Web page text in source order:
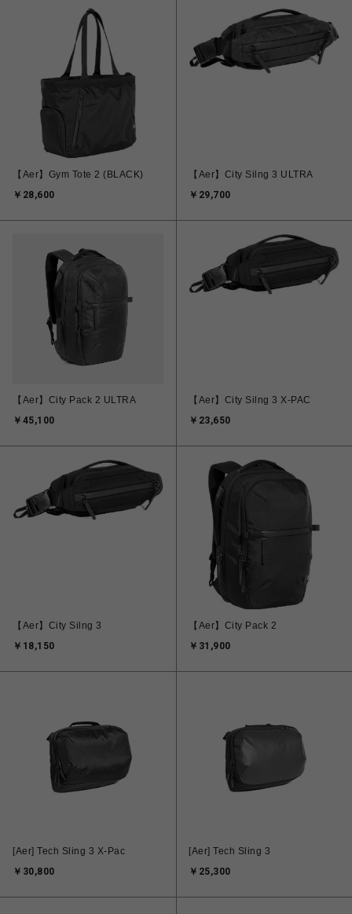
【Aer】Gym Tote 2 (BLACK)
￥28,600
【Aer】City Silng 3 ULTRA
￥29,700
【Aer】City Pack 2 ULTRA
￥45,100
【Aer】City Silng 3 X-PAC
￥23,650
【Aer】City Silng 3
￥18,150
【Aer】City Pack 2
￥31,900
[Aer] Tech Sling 3 X-Pac
￥30,800
[Aer] Tech Sling 3
￥25,300